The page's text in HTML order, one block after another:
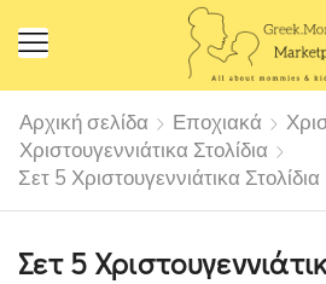
Αρχική σελίδα Εποχιακά
Χριστουγεννιάτικα Στολίδια
Σετ 5 Χριστουγεννιάτικα Στολίδια
Σετ 5